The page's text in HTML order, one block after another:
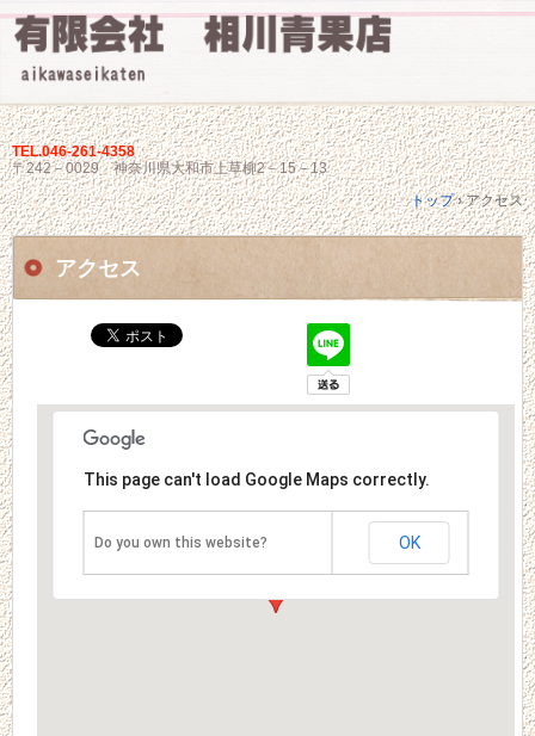
TEL.046-261-4358
〒242－0029 神奈川県大和市上草柳2－15－13
トップ›アクセス
アクセス
This page can't load Google Maps correctly.
Do you own this website? OK